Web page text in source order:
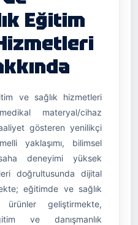
Eğitim
ve sağlık hizmetleri
materyal/cihaz
gösteren yenilikçi
yaklaşımı, bilimsel
deneyimi yüksek
doğrultusunda dijital
eğitimde ve sağlık
ürünler geliştirmekte,
ve danışmanlık